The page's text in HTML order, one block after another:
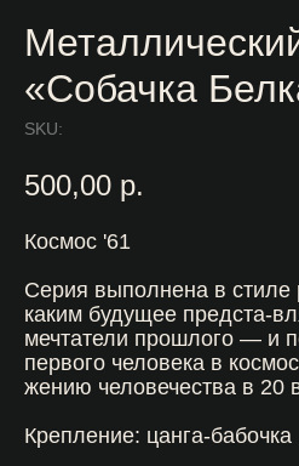
«Собачка
SKU:
500,00 р.
Космос '61
Серия выполнена в
каким будущее предста-
мечтатели прошлого — и
первого человека в
жению человечества в 20
Крепление: цанга-бабочка